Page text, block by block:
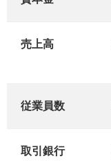
売上高
従業員数
取引銀行